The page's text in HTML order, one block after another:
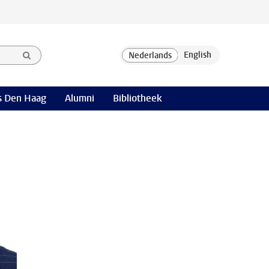
Den Haag Alumni Bibliotheek